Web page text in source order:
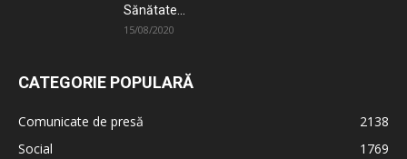
Sănătate...
15/08/2020
CATEGORIE POPULARĂ
Comunicate de presă
2138
Social
1769